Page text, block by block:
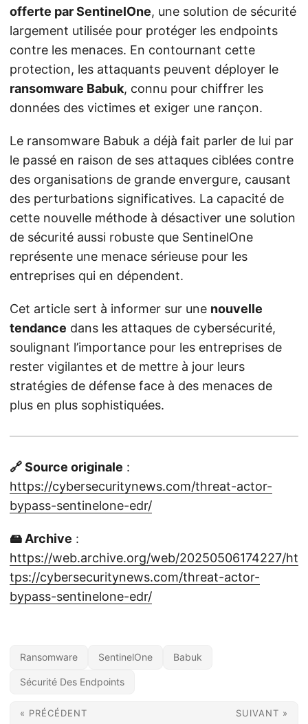
offerte par SentinelOne, une solution de sécurité
largement utilisée pour protéger les endpoints
contre les menaces. En contournant cette
protection, les attaquants peuvent déployer le
ransomware Babuk, connu pour chiffrer les
données des victimes et exiger une rançon.
Le ransomware Babuk a déjà fait parler de lui par
le passé en raison de ses attaques ciblées contre
des organisations de grande envergure, causant
des perturbations significatives. La capacité de
cette nouvelle méthode à désactiver une solution
de sécurité aussi robuste que SentinelOne
représente une menace sérieuse pour les
entreprises qui en dépendent.
Cet article sert à informer sur une nouvelle
tendance dans les attaques de cybersécurité,
soulignant l’importance pour les entreprises de
rester vigilantes et de mettre à jour leurs
stratégies de défense face à des menaces de
plus en plus sophistiquées.
🔗 Source originale :
https://cybersecuritynews.com/threat-actor-
bypass-sentinelone-edr/
🖴 Archive :
https://web.archive.org/web/20250506174227/ht
tps://cybersecuritynews.com/threat-actor-
bypass-sentinelone-edr/
Ransomware SentinelOne Babuk
Sécurité Des Endpoints
« PRÉCÉDENT SUIVANT »